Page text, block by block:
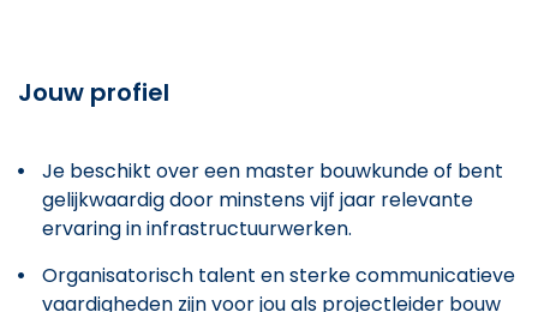
Jouw profiel
Je beschikt over een master bouwkunde of bent
gelijkwaardig door minstens vijf jaar relevante
ervaring in infrastructuurwerken.
Organisatorisch talent en sterke communicatieve
vaardigheden zijn voor jou als projectleider bouw